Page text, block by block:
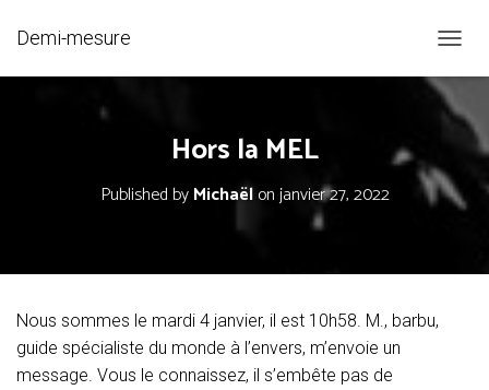
Demi-mesure
U
R
/
F
Hors la MEL
Published byMichaëlonjanvier 27, 2022
Nous sommes le mardi 4 janvier, il est 10h58. M., barbu,
guide spécialiste du monde à l’envers, m’envoie un
message. Vous le connaissez, il s’embête pas de